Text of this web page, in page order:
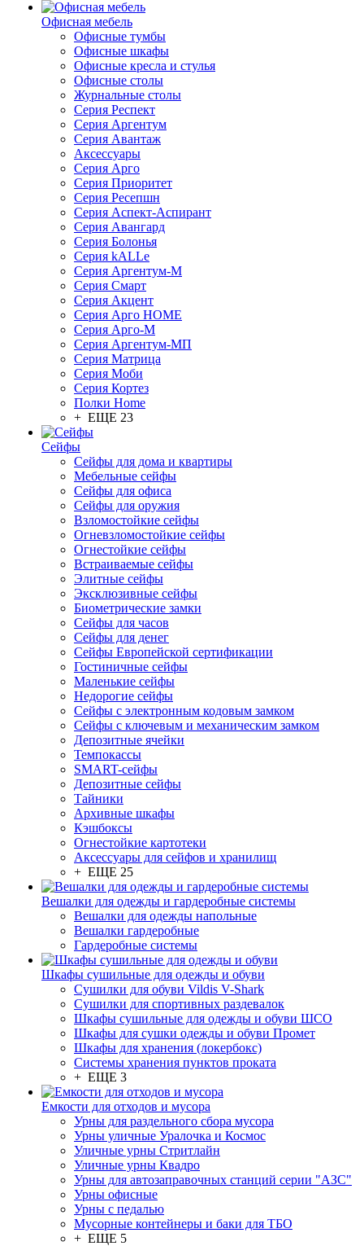
Офисная мебель
Офисные тумбы
Офисные шкафы
Офисные кресла и стулья
Офисные столы
Журнальные столы
Серия Респект
Серия Аргентум
Серия Авантаж
Аксессуары
Серия Арго
Серия Приоритет
Серия Ресепшн
Серия Аспект-Аспирант
Серия Авангард
Серия Болонья
Серия kALLe
Серия Аргентум-М
Серия Смарт
Серия Акцент
Серия Арго HOME
Серия Арго-М
Серия Аргентум-МП
Серия Матрица
Серия Моби
Серия Кортез
Полки Home
+ ЕЩЕ 23
Сейфы
Сейфы для дома и квартиры
Мебельные сейфы
Сейфы для офиса
Сейфы для оружия
Взломостойкие сейфы
Огневзломостойкие сейфы
Огнестойкие сейфы
Встраиваемые сейфы
Элитные сейфы
Эксклюзивные сейфы
Биометрические замки
Сейфы для часов
Сейфы для денег
Сейфы Европейской сертификации
Гостиничные сейфы
Маленькие сейфы
Недорогие сейфы
Сейфы с электронным кодовым замком
Сейфы с ключевым и механическим замком
Депозитные ячейки
Темпокассы
SMART-сейфы
Депозитные сейфы
Тайники
Архивные шкафы
Кэшбоксы
Огнестойкие картотеки
Аксессуары для сейфов и хранилищ
+ ЕЩЕ 25
Вешалки для одежды и гардеробные системы
Вешалки для одежды напольные
Вешалки гардеробные
Гардеробные системы
Шкафы сушильные для одежды и обуви
Сушилки для обуви Vildis V-Shark
Сушилки для спортивных раздевалок
Шкафы сушильные для одежды и обуви ШСО
Шкафы для сушки одежды и обуви Промет
Шкафы для хранения (локербокс)
Системы хранения пунктов проката
+ ЕЩЕ 3
Емкости для отходов и мусора
Урны для раздельного сбора мусора
Урны уличные Уралочка и Космос
Уличные урны Стритлайн
Уличные урны Квадро
Урны для автозаправочных станций серии "АЗС"
Урны офисные
Урны с педалью
Мусорные контейнеры и баки для ТБО
+ ЕЩЕ 5